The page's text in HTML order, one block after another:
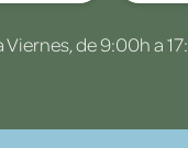
de 9:00h a